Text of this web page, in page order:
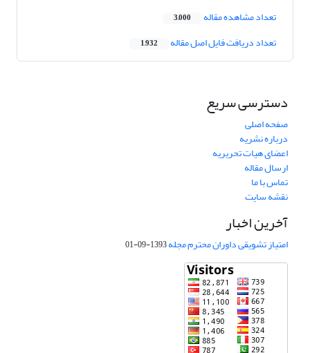
تعداد مشاهده مقاله 3,000
تعداد دریافت فایل اصل مقاله 1,932
دسترسی سریع
صفحه اصلی
درباره نشریه
اعضای هیات تحریریه
ارسال مقاله
تماس با ما
نقشه سایت
آخرین اخبار
امتیاز تشویقی داوران محترم مجله1393-09-01